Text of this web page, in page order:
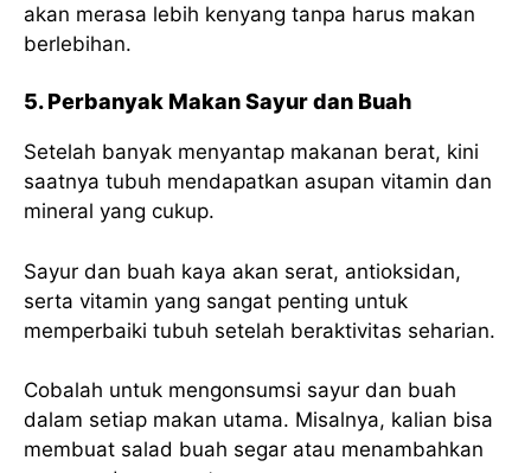
akan merasa lebih kenyang tanpa harus makan
berlebihan.
5. Perbanyak Makan Sayur dan Buah
Setelah banyak menyantap makanan berat, kini
saatnya tubuh mendapatkan asupan vitamin dan
mineral yang cukup.
Sayur dan buah kaya akan serat, antioksidan,
serta vitamin yang sangat penting untuk
memperbaiki tubuh setelah beraktivitas seharian.
Cobalah untuk mengonsumsi sayur dan buah
dalam setiap makan utama. Misalnya, kalian bisa
membuat salad buah segar atau menambahkan